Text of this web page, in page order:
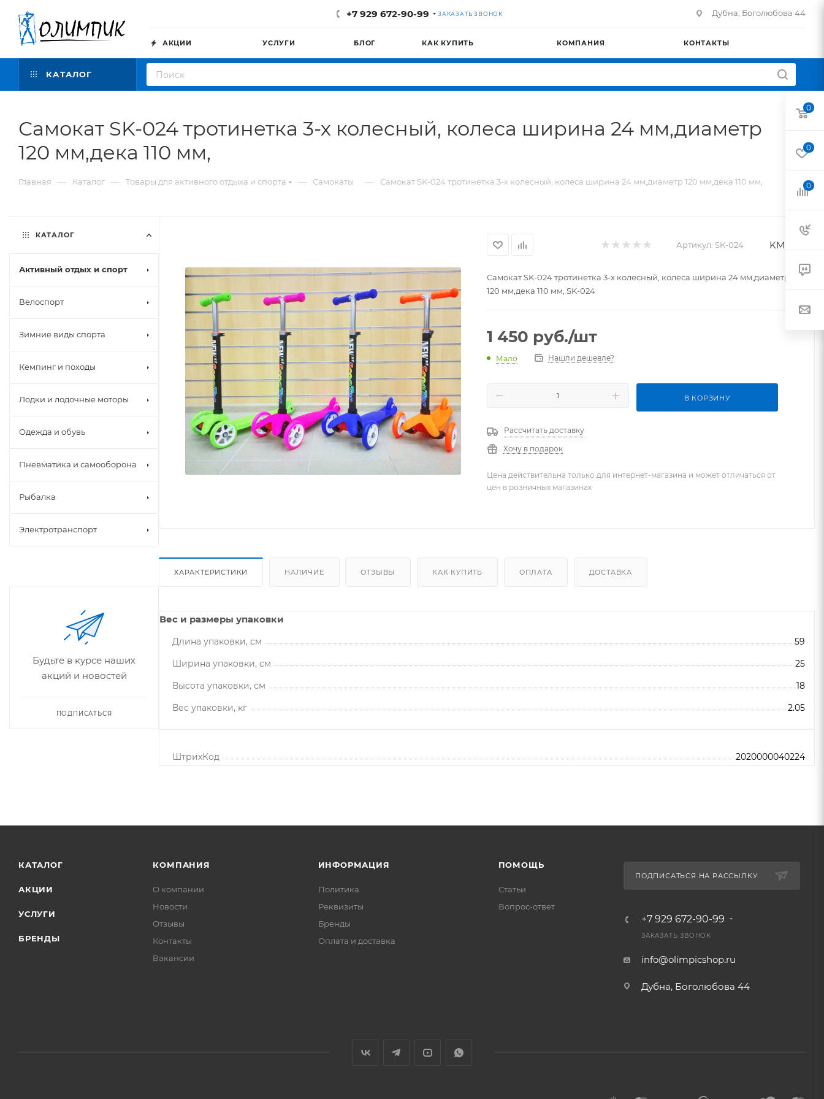
+7 929 672-90-99 ЗАКАЗАТЬ ЗВОНОК Дубна, Боголюбова 44
АКЦИИ УСЛУГИ БЛОГ КАК КУПИТЬ КОМПАНИЯ КОНТАКТЫ
КАТАЛОГ
Самокат SK-024 тротинетка 3-х колесный, колеса ширина 24 мм,диаметр
120 мм,дека 110 мм,
Главная — Каталог — Товары для активного отдыха и спорта — Самокаты — Самокат SK-024 тротинетка 3-х колесный, колеса ширина 24 мм,диаметр 120 мм,дека 110 мм,
Артикул: SK-024 KMS
Самокат SK-024 тротинетка 3-х колесный, колеса ширина 24 мм,диаметр
120 мм,дека 110 мм, SK-024
1 450 руб./шт
Мало Нашли дешевле?
В КОРЗИНУ
Рассчитать доставку
Хочу в подарок
Цена действительна только для интернет-магазина и может отличаться от
цен в розничных магазинах
ХАРАКТЕРИСТИКИ НАЛИЧИЕ ОТЗЫВЫ КАК КУПИТЬ ОПЛАТА ДОСТАВКА
Вес и размеры упаковки
Длина упаковки, см
59
Ширина упаковки, см
25
Высота упаковки, см
18
Вес упаковки, кг
2.05
ШтрихКод 2020000040224
КАТАЛОГ
Активный отдых и спорт
Велоспорт
Зимние виды спорта
Кемпинг и походы
Лодки и лодочные моторы
Одежда и обувь
Пневматика и самооборона
Рыбалка
Электротранспорт
Будьте в курсе наших
акций и новостей
ПОДПИСАТЬСЯ
КАТАЛОГ
АКЦИИ
УСЛУГИ
БРЕНДЫ
КОМПАНИЯ
О компании
Новости
Отзывы
Контакты
Вакансии
ИНФОРМАЦИЯ
Политика
Реквизиты
Бренды
Оплата и доставка
ПОМОЩЬ
Статьи
Вопрос-ответ
ПОДПИСАТЬСЯ НА РАССЫЛКУ
+7 929 672-90-99
ЗАКАЗАТЬ ЗВОНОК
info@olimpicshop.ru
Дубна, Боголюбова 44
0
0
0